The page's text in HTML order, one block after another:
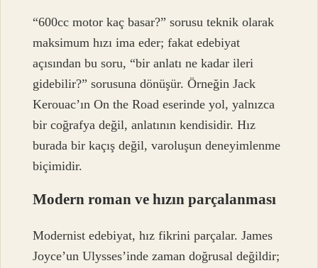
“600cc motor kaç basar?” sorusu teknik olarak
maksimum hızı ima eder; fakat edebiyat
açısından bu soru, “bir anlatı ne kadar ileri
gidebilir?” sorusuna dönüşür. Örneğin Jack
Kerouac’ın On the Road eserinde yol, yalnızca
bir coğrafya değil, anlatının kendisidir. Hız
burada bir kaçış değil, varoluşun deneyimlenme
biçimidir.
Modern roman ve hızın parçalanması
Modernist edebiyat, hız fikrini parçalar. James
Joyce’un Ulysses’inde zaman doğrusal değildir;